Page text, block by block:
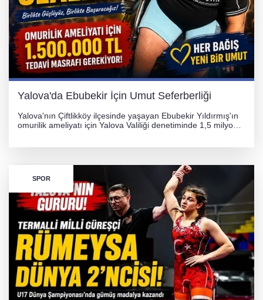
Yalova'da Ebubekir İçin Umut Seferberliği
Yalova'nın Çiftlikköy ilçesinde yaşayan Ebubekir Yıldırmış'ın
omurilik ameliyatı için Yalova Valiliği denetiminde 1,5 milyon
SPOR